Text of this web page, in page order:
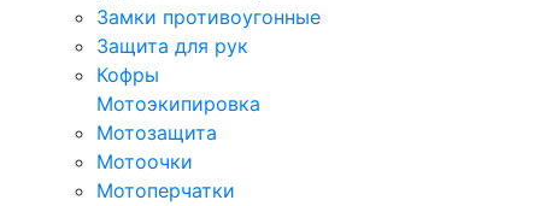
Замки противоугонные
Защита для рук
Кофры
Мотоэкипировка
Мотозащита
Мотоочки
Мотоперчатки